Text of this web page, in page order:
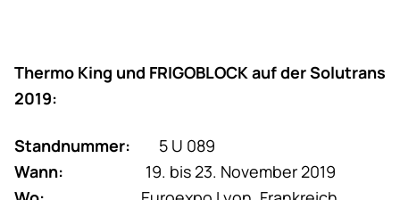
Thermo King und FRIGOBLOCK auf der Solutrans
2019:
Standnummer: 5 U 089
Wann: 19. bis 23. November 2019